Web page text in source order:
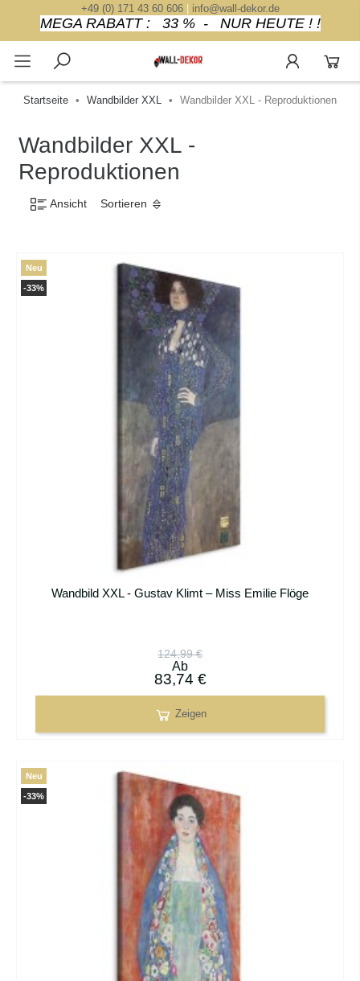
+49 (0) 171 43 60 606| info@wall-dekor.de
MEGA RABATT : 33 % - NUR HEUTE ! !
Startseite Wandbilder XXL Wandbilder XXL - Reproduktionen
Wandbilder XXL -
Reproduktionen
Ansicht Sortieren
Wandbild XXL - Gustav Klimt – Miss Emilie Flöge
124,99 €
Ab
83,74 €
Zeigen
-33%
Neu
-33%
Neu